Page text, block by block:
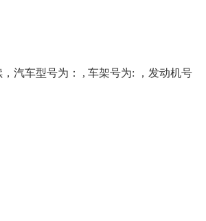
汽车型号为： , 车架号为: ，发动机号